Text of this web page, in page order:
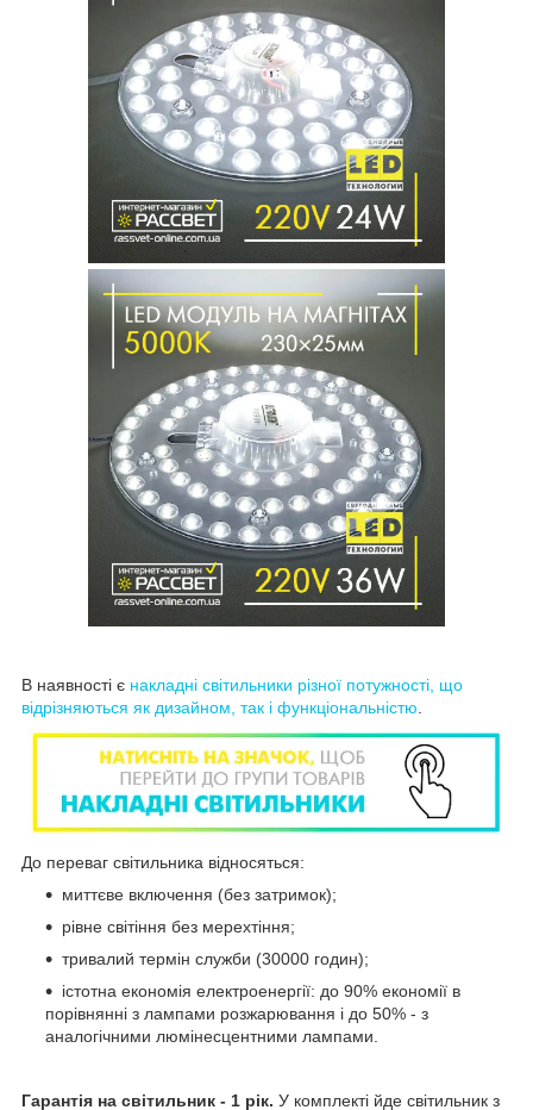
В наявності є накладні світильники різної потужності, що
відрізняються як дизайном, так і функціональністю
До переваг світильника відносяться:
миттєве включення (без затримок);
рівне світіння без мерехтіння;
тривалий термін служби (30000 годин);
істотна економія електроенергії: до 90% економії в
порівнянні з лампами розжарювання і до 50% - з
аналогічними люмінесцентними лампами.
Гарантія на світильник - 1 рік. У комплекті йде світильник з